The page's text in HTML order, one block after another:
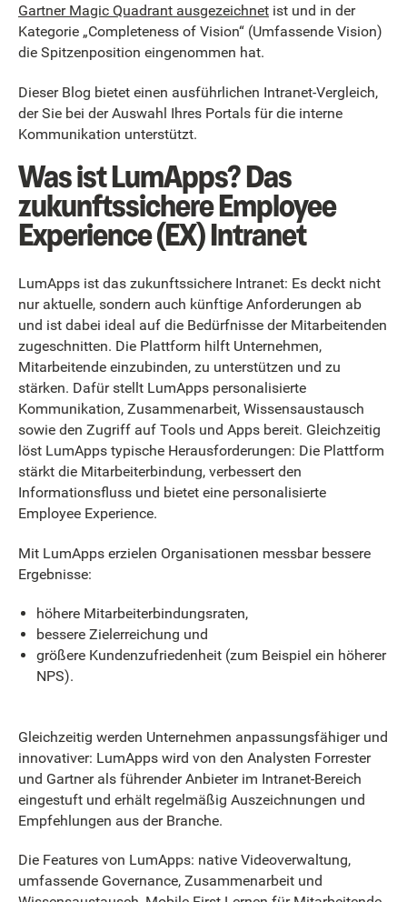
Gartner Magic Quadrant ausgezeichnet ist und in der
Kategorie „Completeness of Vision“ (Umfassende Vision)
die Spitzenposition eingenommen hat.
Dieser Blog bietet einen ausführlichen Intranet-Vergleich,
der Sie bei der Auswahl Ihres Portals für die interne
Kommunikation unterstützt.
Was ist LumApps? Das
zukunftssichere Employee
Experience (EX) Intranet
LumApps ist das zukunftssichere Intranet: Es deckt nicht
nur aktuelle, sondern auch künftige Anforderungen ab
und ist dabei ideal auf die Bedürfnisse der Mitarbeitenden
zugeschnitten. Die Plattform hilft Unternehmen,
Mitarbeitende einzubinden, zu unterstützen und zu
stärken. Dafür stellt LumApps personalisierte
Kommunikation, Zusammenarbeit, Wissensaustausch
sowie den Zugriff auf Tools und Apps bereit. Gleichzeitig
löst LumApps typische Herausforderungen: Die Plattform
stärkt die Mitarbeiterbindung, verbessert den
Informationsfluss und bietet eine personalisierte
Employee Experience.
Mit LumApps erzielen Organisationen messbar bessere
Ergebnisse:
höhere Mitarbeiterbindungsraten,
bessere Zielerreichung und
größere Kundenzufriedenheit (zum Beispiel ein höherer
NPS).
Gleichzeitig werden Unternehmen anpassungsfähiger und
innovativer: LumApps wird von den Analysten Forrester
und Gartner als führender Anbieter im Intranet-Bereich
eingestuft und erhält regelmäßig Auszeichnungen und
Empfehlungen aus der Branche.
Die Features von LumApps: native Videoverwaltung,
umfassende Governance, Zusammenarbeit und